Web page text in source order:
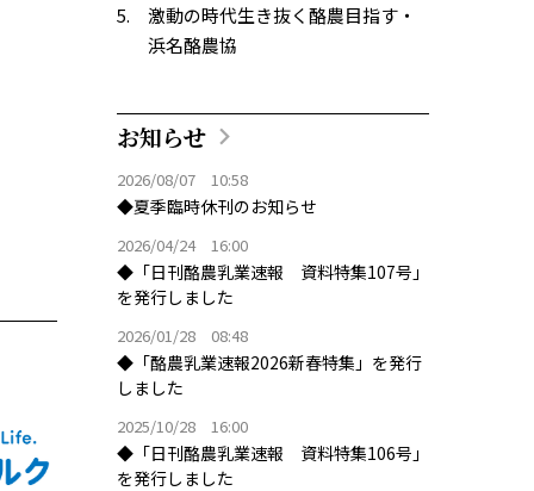
激動の時代生き抜く酪農目指す・
浜名酪農協
お知らせ
2026/08/07 10:58
◆夏季臨時休刊のお知らせ
2026/04/24 16:00
◆「日刊酪農乳業速報 資料特集107号」
を発行しました
2026/01/28 08:48
◆「酪農乳業速報2026新春特集」を発行
しました
2025/10/28 16:00
◆「日刊酪農乳業速報 資料特集106号」
を発行しました